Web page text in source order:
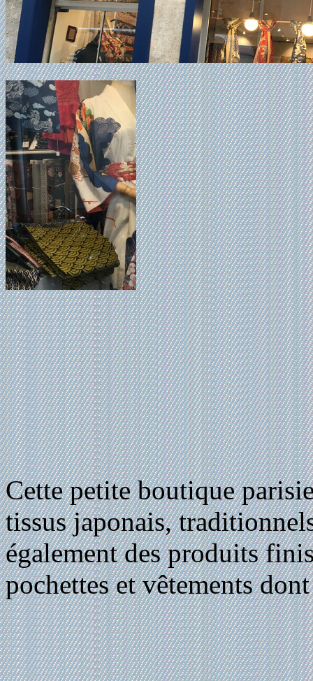
Cette petite boutique
tissus japonais,
également des produits
pochettes et vêtements